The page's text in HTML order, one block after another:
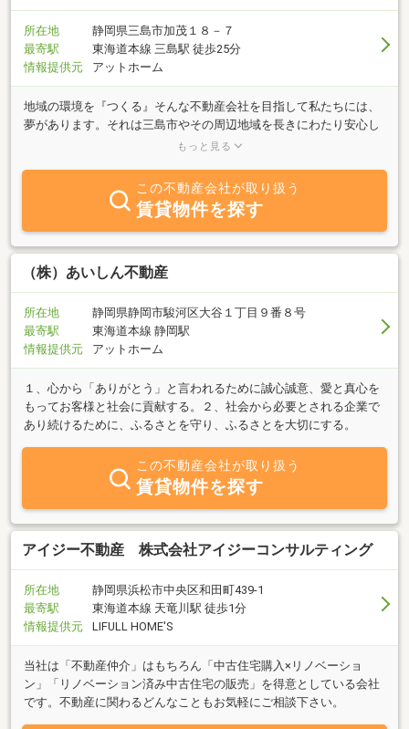
所在地
静岡県三島市加茂１８－７
最寄駅
東海道本線 三島駅 徒歩25分
情報提供元
アットホーム
地域の環境を『つくる』そんな不動産会社を目指して私たちには、
夢があります。それは三島市やその周辺地域を長きにわたり安心し
て暮らせる地域にすること。子育て世代も高齢者になっても、心地
山田学区の加茂という住宅街に、不動産屋の店舗併用住宅を構えま
した。「いつでもそこにいる人でありたい」「信頼してほしい」と
いう思いからこの場所を選びました。信頼と信頼を綴り、地域の人
たちの幸せを願って活動しています。アイ企画の仕事私たちは、単
に家や土地の売り買いをお手伝いする不動産屋ではありません。家
を売る人・買う人が、これから先どのような暮らし方をしていきた
バイスをしています。売る側も買う側も納得のいく、幸福の最大値
を目指しています。
もっと見る
この不動産会社が取り扱う
賃貸物件を探す
（株）あいしん不動産
所在地
静岡県静岡市駿河区大谷１丁目９番８号
最寄駅
東海道本線 静岡駅
情報提供元
アットホーム
１、心から「ありがとう」と言われるために誠心誠意、愛と真心を
もってお客様と社会に貢献する。２、社会から必要とされる企業で
あり続けるために、ふるさとを守り、ふるさとを大切にする。
この不動産会社が取り扱う
賃貸物件を探す
アイジー不動産 株式会社アイジーコンサルティング
所在地
静岡県浜松市中央区和田町439-1
最寄駅
東海道本線 天竜川駅 徒歩1分
情報提供元
LIFULL HOME'S
当社は「不動産仲介」はもちろん「中古住宅購入×リノベーショ
ン」「リノベーション済み中古住宅の販売」を得意としている会社
です。不動産に関わるどんなこともお気軽にご相談下さい。